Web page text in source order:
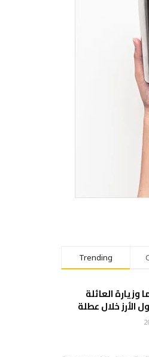
Trending
وزيارة العائلة
الأرز خلال عطلة